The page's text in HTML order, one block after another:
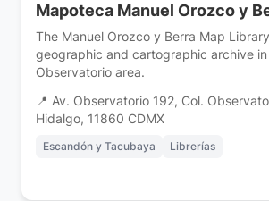
Mapoteca Manuel Orozco y
The Manuel Orozco y Berra Map
geographic and cartographic archive
Observatorio area.
📍 Av. Observatorio 192, Col.
Hidalgo, 11860 CDMX
Escandón y Tacubaya Librerías